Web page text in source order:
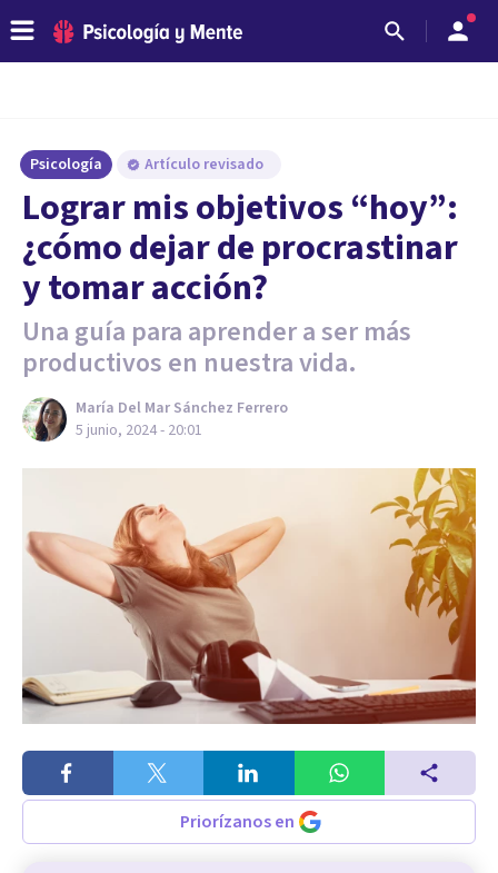
Psicología Artículo revisado
Lograr mis objetivos “hoy”:
¿cómo dejar de procrastinar
y tomar acción?
Una guía para aprender a ser más
productivos en nuestra vida.
María Del Mar Sánchez Ferrero
5 junio, 2024 - 20:01
Priorízanos en